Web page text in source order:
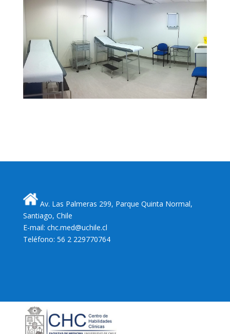
Av. Las Palmeras 299, Parque Quinta Normal,
Santiago, Chile
E-mail: chc.med@uchile.cl
Teléfono: 56 2 229770764